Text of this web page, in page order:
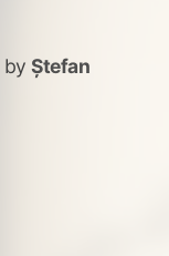
by Ștefan